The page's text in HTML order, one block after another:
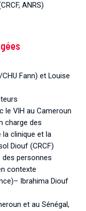
ANRS)
Fann) et Louise
le VIH au Cameroun
charge des
clinique et la
Diouf (CRCF)
des personnes
contexte
Ibrahima Diouf
et au Sénégal,